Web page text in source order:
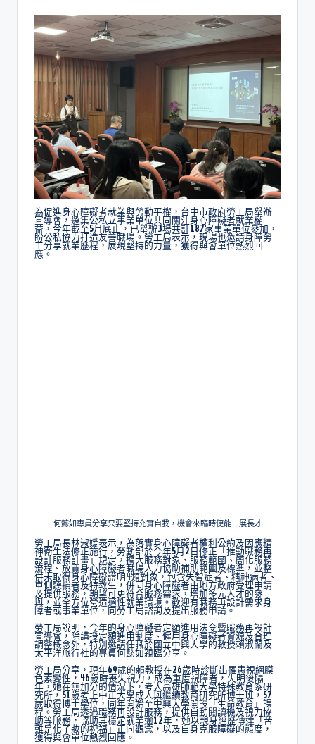
為促進身心障礙者就業與勞動平權，台中市政府勞工局舉辦
宣導會，邀集公私立事業單位共同關注身心障礙者就業權
益，今年截至5月底止，已舉辦3場共計187家事業單位參加，
盼公私協力打造友善職場。勞工局表示，現場也邀請身障勞
工分享就業歷程，展現堅持的力量，獲得與會單位熱烈回
應。
何懿如專員分享只要堅持充實自我，機會來臨時便能一展長才
勞工局長林淑媛表示，為落實身心障礙者權利公約及因應精
神衛生法修正施行，勞動部於今年5月2日修正「推動職務再
設計服務計畫」規定，擴大服務對象、服務範圍、簡化服務
流程、放寬身心障礙者職場人力協助補助範圍及標準，並整
併未取得身心障礙證明4類對象，包含失智症者、精神病者、
單側聽損者及特教生，併同身心障礙者由地方政府受理申請
及提供服務，期望可更符合服務需求，增加多元人才的參
與，並全方位營造適性就業環境。歡迎有職務再設計需求身
障者或事業單位，向勞工局諮詢及提出服務申請。
勞工局說明，今年的身心障礙者定額進用法令暨職務再設計
宣導會，除講授定額進用制度、僱用身心障礙者資源及合理
調整概念外，特別邀請任職於國立中興大學的教授賴淑蘭及
太平洋旅行社的專員何懿如親臨分享。
勞工局分享，現年69歲的賴教授在26歲時診斷出罹患視網膜
色素變性，46歲時喪失視力，成為重度視障者，失明後隔
年，她在無加分的情況下，考入高雄師範大學特殊教育系研
究所，51歲考上中正大學成人與繼續教育研究所博士班，57
歲取得博士學位，同年開始至中興大學開設「生命教育」課
程。勞工局透過職務再設計服務，提供自動閱讀機及視力協
助等服務，協助其穩定就業逾12年，她以親身經歷傳達「苦
難是化了妝的祝福」正向觀念，以及自身克服障礙的態度，
獲得與會單位熱烈回應。